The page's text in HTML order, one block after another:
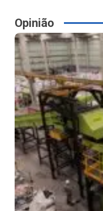
Opinião